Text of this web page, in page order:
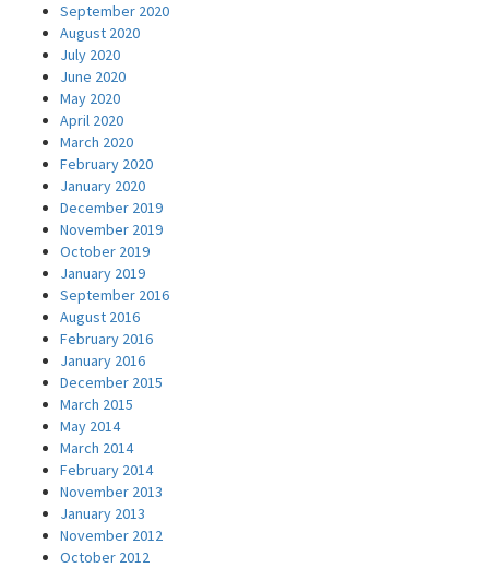
September 2020
August 2020
July 2020
June 2020
May 2020
April 2020
March 2020
February 2020
January 2020
December 2019
November 2019
October 2019
January 2019
September 2016
August 2016
February 2016
January 2016
December 2015
March 2015
May 2014
March 2014
February 2014
November 2013
January 2013
November 2012
October 2012